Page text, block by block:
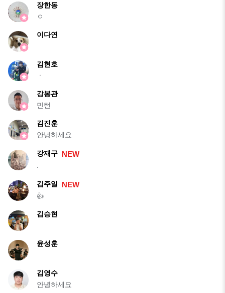
장한동
ㅇ
이다연
김현호
ㆍ
강봉관
민턴
김진훈
안녕하세요
강재구 NEW
김주일 NEW
👍
김승현
윤성훈
김영수
안녕하세요